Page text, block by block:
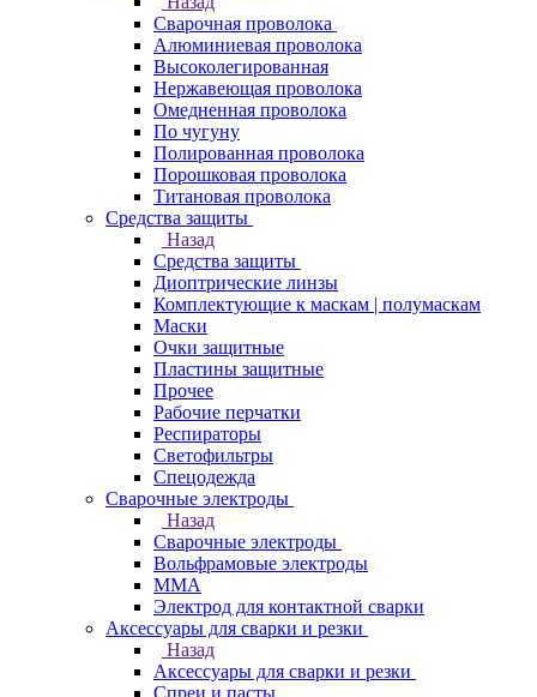
Сварочная проволока
Алюминиевая проволока
Высоколегированная
Нержавеющая проволока
Омедненная проволока
По чугуну
Полированная проволока
Порошковая проволока
Титановая проволока
Средства защиты
Назад
Средства защиты
Диоптрические линзы
Комплектующие к маскам | полумаскам
Маски
Очки защитные
Пластины защитные
Прочее
Рабочие перчатки
Респираторы
Светофильтры
Спецодежда
Сварочные электроды
Назад
Сварочные электроды
Вольфрамовые электроды
ММА
Электрод для контактной сварки
Аксессуары для сварки и резки
Назад
Аксессуары для сварки и резки
Спреи и пасты